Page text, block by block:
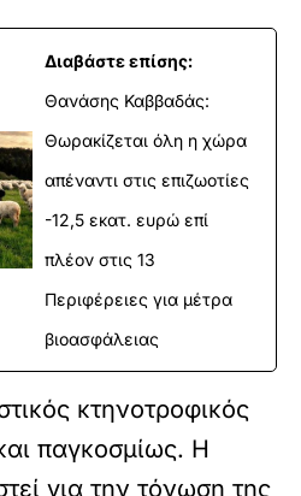
Διαβάστε επίσης:
Θανάσης Καββαδάς:
Θωρακίζεται όλη η χώρα
απέναντι στις επιζωοτίες
-12,5 εκατ. ευρώ επί
πλέον στις 13
Περιφέρειες για μέτρα
βιοασφάλειας
κτηνοτροφικός
παγκοσμίως. Η
για την τόνωση της